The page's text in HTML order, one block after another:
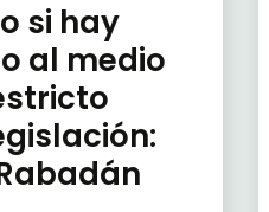
si hay
al medio